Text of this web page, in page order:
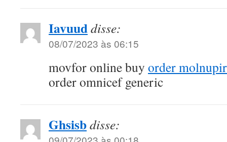
Iavuuddisse:
08/07/2023 às 06:15
movfor online buy order
order omnicef generic
Ghsisbdisse: